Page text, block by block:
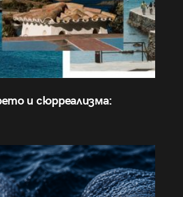
и сюрреализма: